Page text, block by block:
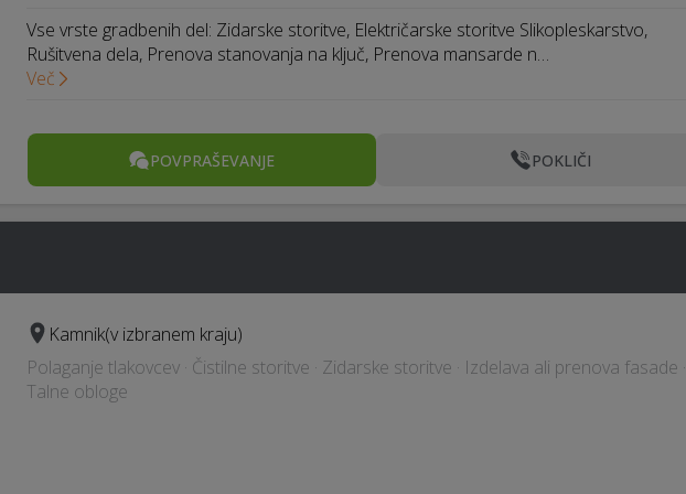
Vse vrste gradbenih del: Zidarske storitve, Električarske storitve Slikopleskarstvo,
Rušitvena dela, Prenova stanovanja na ključ, Prenova mansarde n…
Več
POVPRAŠEVANJE POKLIČI
Kamnik(v izbranem kraju)
Polaganje tlakovcev · Čistilne storitve · Zidarske storitve · Izdelava ali prenova fasade ·
Talne obloge